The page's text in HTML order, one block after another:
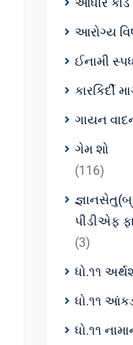
આરોગ્ય
ઈનામી
કારકિર્દી
ગાયન
ગેમ શો
(116)
પીડીએફ
(3)
ધો.૧૧
ધો.૧૧
ધો.૧૧